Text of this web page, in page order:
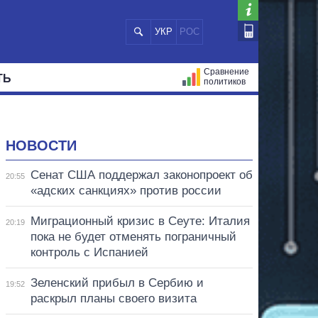
УКР РОС
Сравнение
политиков
НОВОСТИ
20:55
Сенат США поддержал законопроект об
«адских санкциях» против россии
20:19
Миграционный кризис в Сеуте: Италия
пока не будет отменять пограничный
контроль с Испанией
19:52
Зеленский прибыл в Сербию и
раскрыл планы своего визита